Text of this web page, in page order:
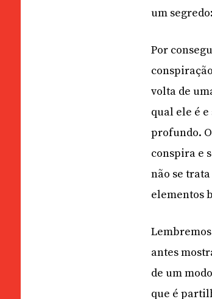
um
Por
volta de
qual ele é
profundo.
conspira e
não se
elementos
antes
de um
que é